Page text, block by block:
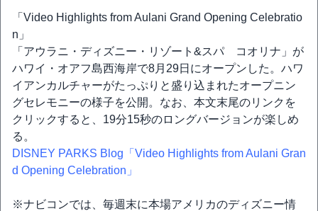
「Video Highlights from Aulani Grand Opening Celebratio
n」
「アウラニ・ディズニー・リゾート&スパ コオリナ」が
ハワイ・オアフ島西海岸で8月29日にオープンした。ハワ
イアンカルチャーがたっぷりと盛り込まれたオープニン
グセレモニーの様子を公開。なお、本文末尾のリンクを
クリックすると、19分15秒のロングバージョンが楽しめ
る。
DISNEY PARKS Blog「Video Highlights from Aulani Gran
d Opening Celebration」
※ナビコンでは、毎週末に本場アメリカのディズニー情